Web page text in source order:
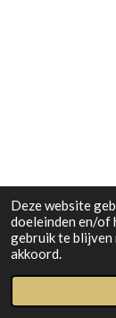
Deze website
doeleinden en/of
gebruik te blijven
akkoord.